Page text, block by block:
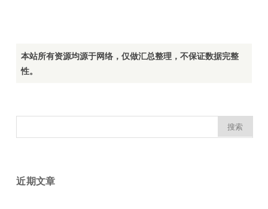
本站所有资源均源于网络，仅做汇总整理，不保证数据完整
性。
索：
近期文章